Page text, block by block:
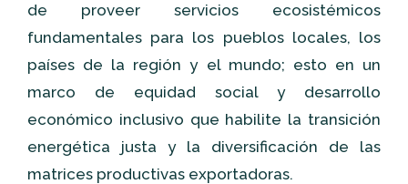
de proveer servicios ecosistémicos
fundamentales para los pueblos locales, los
países de la región y el mundo; esto en un
marco de equidad social y desarrollo
económico inclusivo que habilite la transición
energética justa y la diversificación de las
matrices productivas exportadoras.